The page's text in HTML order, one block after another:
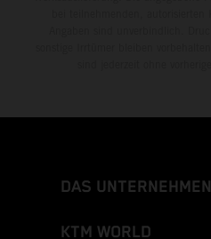
DAS UNTERNEHMEN
KTM WORLD